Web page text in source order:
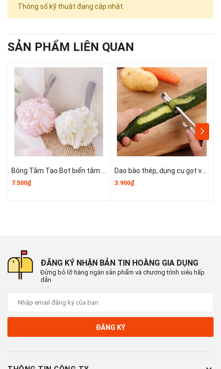
Thông số kỹ thuật đang cập nhật.
SẢN PHẨM LIÊN QUAN
7.500₫ 3.900₫
ĐĂNG KÝ NHẬN BẢN TIN HOÀNG GIA DỤNG
Đừng bỏ lỡ hàng ngàn sản phẩm và chương trình siêu hấp
dẫn
ĐĂNG KÝ